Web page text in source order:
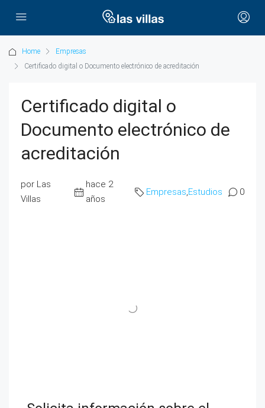
Home
Empresas
Certificado digital o Documento electrónico de acreditación
Certificado digital o
Documento electrónico de
acreditación
por Las
Villas
hace 2
años
Empresas Estudios 0